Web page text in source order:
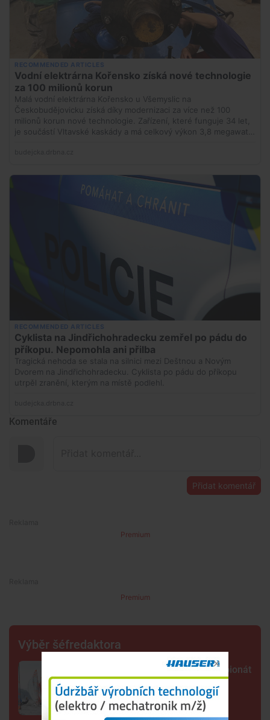
Komentáře
Přidat komentář
Premium
Premium
Výběr šéfredaktora
Lipno poprvé hostí evropský šampionát
jachtařů. Závodníci bojují hlavně s
počasím